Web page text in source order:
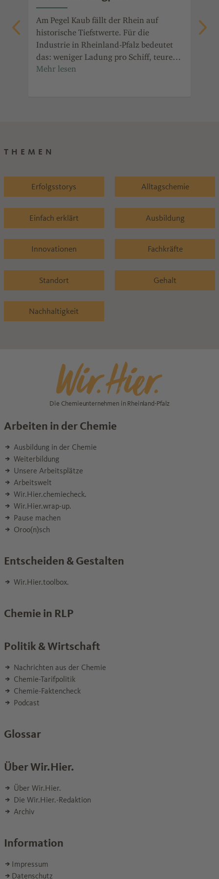
Am Pegel Kaub fällt der Rhein auf
historische Tiefstwerte. Für die
Industrie in Rheinland-Pfalz bedeutet
das: weniger Ladung pro Schiff, teurere
Transporte und Ausweichrouten.
THEMEN
Erfolgsstorys Alltagschemie
Einfach erklärt Ausbildung
Innovationen Fachkräfte
Standort Gehalt
Nachhaltigkeit
Die Chemieunternehmen in Rheinland-Pfalz
Arbeiten in der Chemie
Ausbildung in der Chemie
Weiterbildung
Unsere Arbeitsplätze
Arbeitswelt
Wir.Hier.chemiecheck.
Wir.Hier.wrap-up.
Pause machen
Oroo(n)sch
Entscheiden & Gestalten
Wir.Hier.toolbox.
Chemie in RLP
Politik & Wirtschaft
Nachrichten aus der Chemie
Chemie-Tarifpolitik
Chemie-Faktencheck
Podcast
Glossar
Über Wir.Hier.
Über Wir.Hier.
Die Wir.Hier.-Redaktion
Archiv
Information
Impressum
Datenschutz